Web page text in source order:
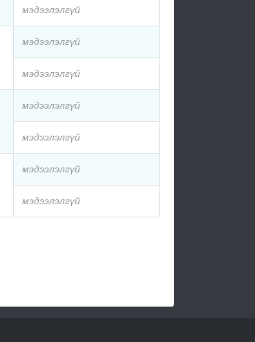
мэдээлэлгүй
мэдээлэлгүй
мэдээлэлгүй
мэдээлэлгүй
мэдээлэлгүй
мэдээлэлгүй
мэдээлэлгүй